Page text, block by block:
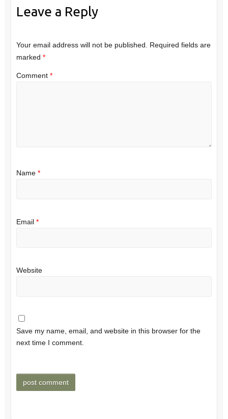
Leave a Reply
Your email address will not be published. Required fields are
marked *
Comment *
Name *
Email *
Website
Save my name, email, and website in this browser for the
next time I comment.